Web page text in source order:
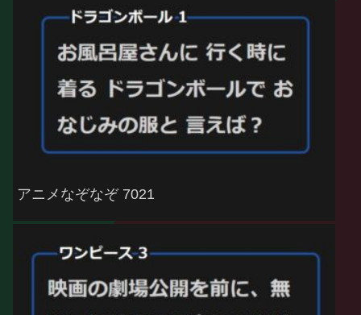
アニメなぞなぞ 7021